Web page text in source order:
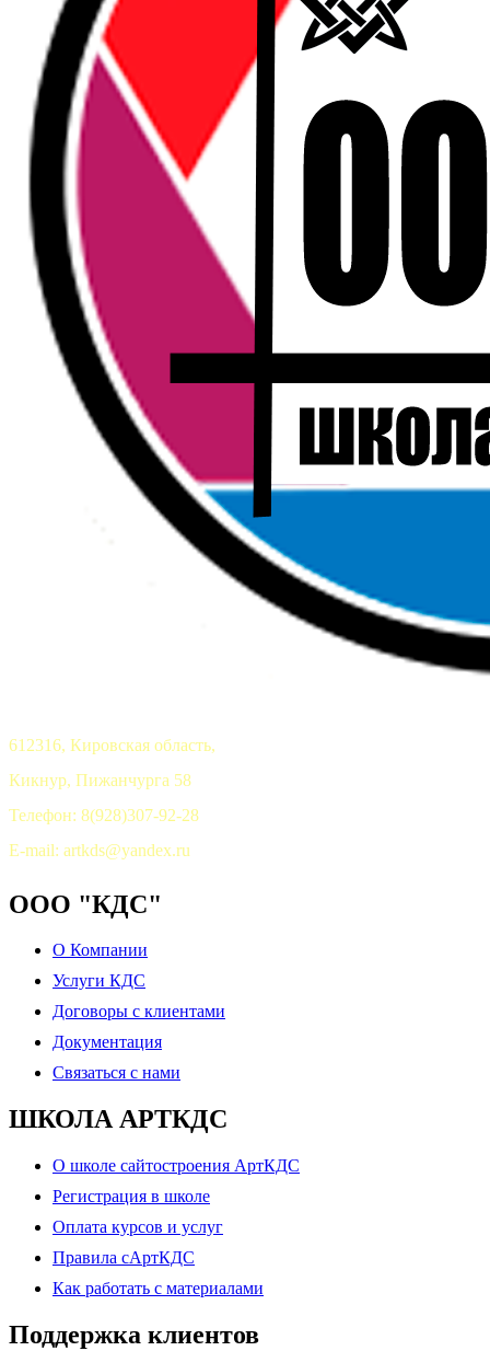
612316, Кировская область,
Кикнур, Пижанчурга 58
Телефон: 8(928)307-92-28
E-mail: artkds@yandex.ru
ООО "КДС"
О Компании
Услуги КДС
Договоры с клиентами
Документация
Связаться с нами
ШКОЛА АРТКДС
О школе сайтостроения АртКДС
Регистрация в школе
Оплата курсов и услуг
Правила сАртКДС
Как работать с материалами
Поддержка клиентов